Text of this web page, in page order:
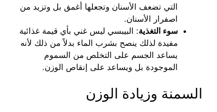
التي تضعف الأسنان وتجعلها أغمق بل وتزيد من
اصفرار الأسنان.
سوء التغذية: البيبسي ليس غني بأي قيمة غذائية
مفيدة لذلك ينصح بشرب الماء بدلاً من ذلك لأنه
يساعد الجسم على التخلص من السموم
الموجودة بل ويساعد على إنقاص الوزن.
السمنة وزيادة الوزن